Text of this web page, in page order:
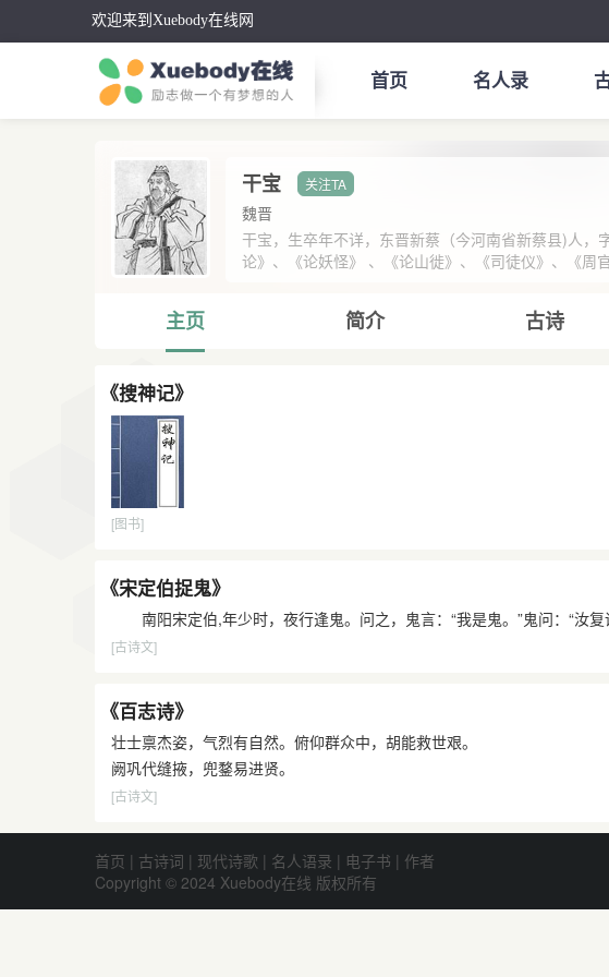
欢迎来到Xuebody在线网
首页 名人录
干宝
魏晋
干宝，生卒年不详，东晋新蔡（今河南省新蔡县)人
论》、《论妖怪》 、《论山徙》、《司徒仪》、《周
主页 简介 古诗
《搜神记》
[图书]
《宋定伯捉鬼》
南阳宋定伯,年少时，夜行逢鬼。问之，鬼言：“我是鬼。”鬼问：“汝复
[古诗文]
《百志诗》
壮士禀杰姿，气烈有自然。俯仰群众中，胡能救世艰。
阙巩代缝掖，兜鍪易进贤。
[古诗文]
首页 | 古诗词 | 现代诗歌 | 名人语录 | 电子书 | 作者
Copyright © 2024 Xuebody在线 版权所有